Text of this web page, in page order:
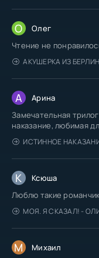
О Олег
Чтение не
АКУШЕРКА ИЗ
А Арина
Замечательная
наказание, любимая
ИСТИННОЕ
К Ксюша
Люблю такие
МОЯ. Я СКАЗАЛ! -
М Михаил